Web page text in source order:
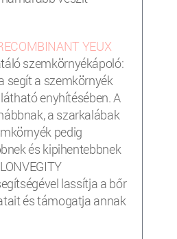
YEUX
szemkörnyékápoló:
segít a szemkörnyék
enyhítésében. A
a szarkalábak
pedig
és kipihentebbnek
lassítja a bőr
és támogatja annak